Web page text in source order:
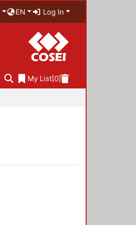
EN Log In
My List[0]